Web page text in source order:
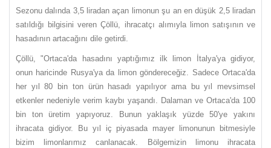
Sezonu dalında 3,5 liradan açan limonun şu an en düşük 2,5 liradan
satıldığı bilgisini veren Çöllü, ihracatçı alımıyla limon satışının ve
hasadının artacağını dile getirdi.
Çöllü, "Ortaca'da hasadını yaptığımız ilk limon İtalya'ya gidiyor,
onun haricinde Rusya'ya da limon göndereceğiz. Sadece Ortaca'da
her yıl 80 bin ton ürün hasadı yapılıyor ama bu yıl mevsimsel
etkenler nedeniyle verim kaybı yaşandı. Dalaman ve Ortaca'da 100
bin ton üretim yapıyoruz. Bunun yaklaşık yüzde 50'ye yakını
ihracata gidiyor. Bu yıl iç piyasada mayer limonunun bitmesiyle
bizim limonlarımız canlanacak. Bölgemizin limonu ihracata